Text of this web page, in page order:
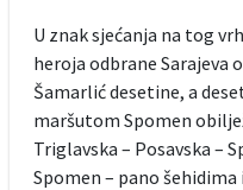
U znak sjećanja na tog
heroja odbrane Sarajeva
Šamarlić desetine, a
maršutom Spomen
Triglavska – Posavska –
Spomen – pano